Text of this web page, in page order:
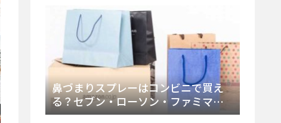
類・値段を徹底調査！
鼻づまりスプレーはコンビニで買え
る？セブン・ローソン・ファミマの
販売時間と主要製品を徹底解説